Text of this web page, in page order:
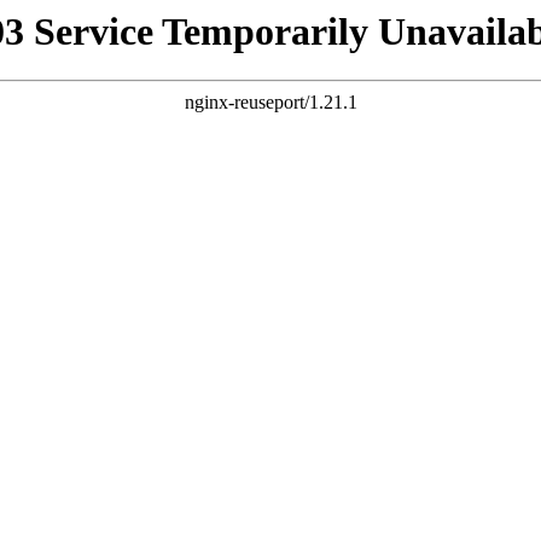
Service Temporarily
nginx-reuseport/1.21.1